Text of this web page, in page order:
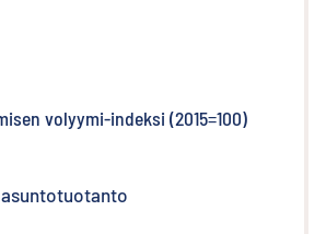
volyymi-indeksi (2015=100)
asuntotuotanto